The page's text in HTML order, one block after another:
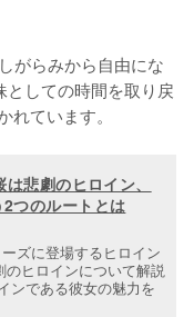
がらみから自由にな
しての時間を取り戻
ています。
悲劇のヒロイン、
つのルートとは
ズに登場するヒロイン
ヒロインについて解説
ンである彼女の魅力を